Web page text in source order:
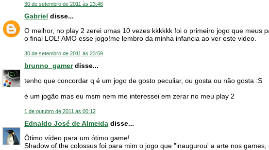
30 de setembro de 2011 às 23:46
Gabriel disse...
O melhor, no play 2 zerei umas 10 vezes kkkkkk foi o primeiro jogo que meus
o final LOL! AMO esse jogo!me lembro da minha infancia ao ver este video.
30 de setembro de 2011 às 23:59
brunno_gamerdisse...
tenho que concordar q é um jogo de gosto peculiar, ou gosta ou não gosta :S
é um jogão mas eu msm nem me interessei em zerar no meu play 2
1 de outubro de 2011 às 00:12
Ednaldo José de Almeida disse...
Ótimo vídeo para um ótimo game!
Shadow of the colossus foi para mim o jogo que "inaugurou' a arte nos